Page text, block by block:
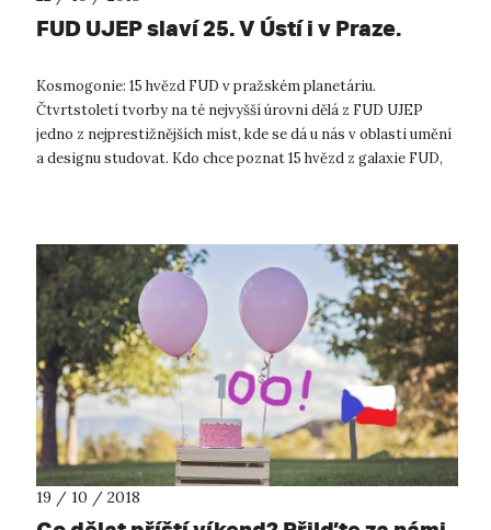
FUD UJEP slaví 25. V Ústí i v Praze.
Kosmogonie: 15 hvězd FUD v pražském planetáriu.
Čtvrtstoletí tvorby na té nejvyšší úrovni dělá z FUD UJEP
jedno z nejprestižnějších míst, kde se dá u nás v oblasti umění
a designu studovat. Kdo chce poznat 15 hvězd z galaxie FUD,
19 / 10 / 2018